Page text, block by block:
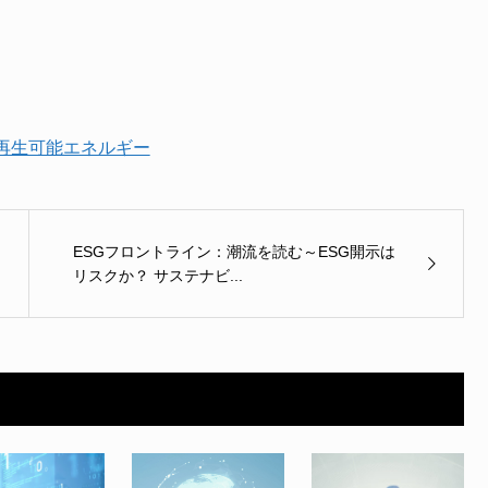
生可能エネルギー
ESGフロントライン：潮流を読む～ESG開示は
リスクか？ サステナビ...